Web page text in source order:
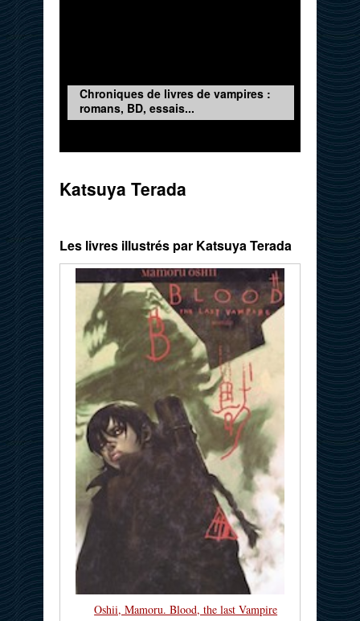
Chroniques de livres de vampires :
romans, BD, essais...
Katsuya Terada
Les livres illustrés par Katsuya Terada
Oshii, Mamoru. Blood, the last Vampire